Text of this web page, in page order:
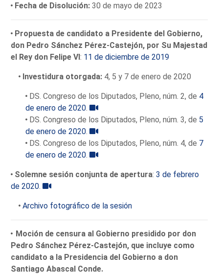
Fecha de Disolución:30 de mayo de 2023
Propuesta de candidato a Presidente del Gobierno,
don Pedro Sánchez Pérez-Castejón, por Su Majestad
el Rey don Felipe VI: 11 de diciembre de 2019
Investidura otorgada: 4, 5 y 7 de enero de 2020
DS. Congreso de los Diputados, Pleno, núm. 2, de 4
de enero de 2020 .
DS. Congreso de los Diputados, Pleno, núm. 3, de 5
de enero de 2020 .
DS. Congreso de los Diputados, Pleno, núm. 4, de 7
de enero de 2020 .
Solemne sesión conjunta de apertura:3 de febrero
de 2020 .
Archivo fotográfico de la sesión
Moción de censura al Gobierno presidido por don
Pedro Sánchez Pérez-Castejón, que incluye como
candidato a la Presidencia del Gobierno a don
Santiago Abascal Conde.